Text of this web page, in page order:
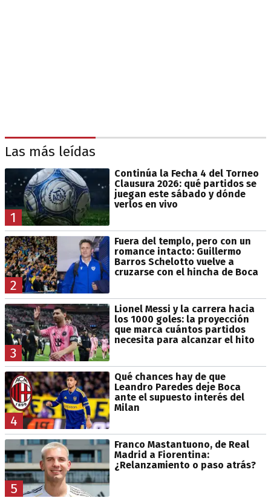
Las más leídas
1
Continúa la Fecha 4 del Torneo
Clausura 2026: qué partidos se
juegan este sábado y dónde
verlos en vivo
2
Fuera del templo, pero con un
romance intacto: Guillermo
Barros Schelotto vuelve a
cruzarse con el hincha de Boca
3
Lionel Messi y la carrera hacia
los 1000 goles: la proyección
que marca cuántos partidos
necesita para alcanzar el hito
4
Qué chances hay de que
Leandro Paredes deje Boca
ante el supuesto interés del
Milan
5
Franco Mastantuono, de Real
Madrid a Fiorentina:
¿Relanzamiento o paso atrás?